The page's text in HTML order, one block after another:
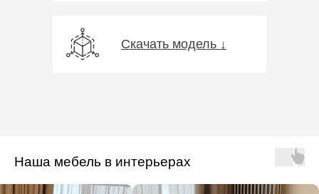
Скачать модель ↓
Наша мебель в интерьерах